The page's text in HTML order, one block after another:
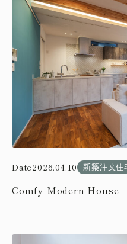
Date2026.04.10 新築注文住
Comfy Modern House